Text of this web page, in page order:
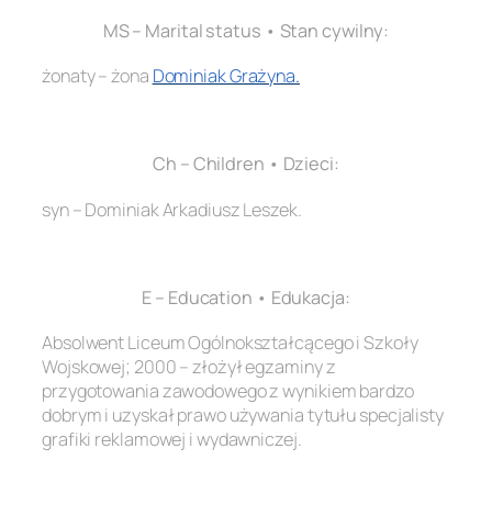
MS – Marital status • Stan cywilny:
żonaty – żona Dominiak Grażyna.
Ch – Children • Dzieci:
syn – Dominiak Arkadiusz Leszek.
E – Education • Edukacja:
Absolwent Liceum Ogólnokształcącego i Szkoły
Wojskowej; 2000 – złożył egzaminy z
przygotowania zawodowego z wynikiem bardzo
dobrym i uzyskał prawo używania tytułu specjalisty
grafiki reklamowej i wydawniczej.